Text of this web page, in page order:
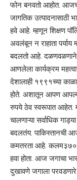
फोन बनवतो आहोत.
जागतिक उत्पादनासाठी
हवे आहे. म्हणून शिक्षण
अवलंबून न राहाता
बदलतो आहे. दळणवळणाने
आणलेला कार्यक्रम
देशालाही १९९१च्या
होते. अशातून आपण
रुपये ठेव स्वरूपात आहेत.
चालणाऱ्या सर्वाधिक
बदलतंय. पाकिस्तानची
कमतरता आहे. कलम३७०
हवा होता. आज जगाचा
दुखावणे जगाला परवडणारे